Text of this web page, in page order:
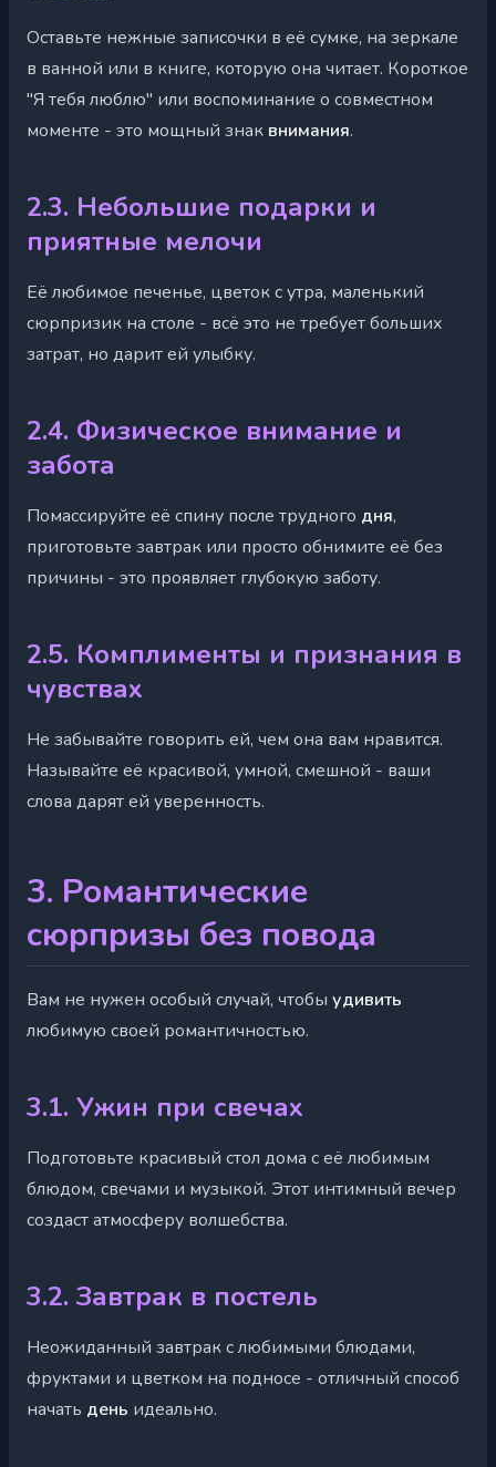
Оставьте нежные записочки в её сумке, на зеркале
в ванной или в книге, которую она читает. Короткое
"Я тебя люблю" или воспоминание о совместном
моменте - это мощный знак внимания.
2.3. Небольшие подарки и
приятные мелочи
Её любимое печенье, цветок с утра, маленький
сюрпризик на столе - всё это не требует больших
затрат, но дарит ей улыбку.
2.4. Физическое внимание и
забота
Помассируйте её спину после трудного дня,
приготовьте завтрак или просто обнимите её без
причины - это проявляет глубокую заботу.
2.5. Комплименты и признания в
чувствах
Не забывайте говорить ей, чем она вам нравится.
Называйте её красивой, умной, смешной - ваши
слова дарят ей уверенность.
3. Романтические
сюрпризы без повода
Вам не нужен особый случай, чтобы удивить
любимую своей романтичностью.
3.1. Ужин при свечах
Подготовьте красивый стол дома с её любимым
блюдом, свечами и музыкой. Этот интимный вечер
создаст атмосферу волшебства.
3.2. Завтрак в постель
Неожиданный завтрак с любимыми блюдами,
фруктами и цветком на подносе - отличный способ
начать день идеально.